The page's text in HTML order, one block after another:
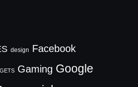
design Facebook
Gaming Google